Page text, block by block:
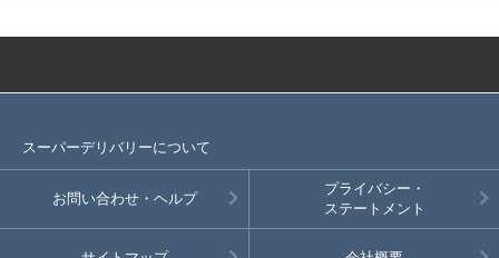
スーパーデリバリーについて
お問い合わせ・ヘルプ
プライバシー・
ステートメント